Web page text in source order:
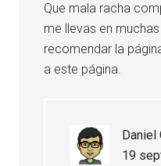
Que mala racha
me llevas en
recomendar la
a este página.
Daniel
19